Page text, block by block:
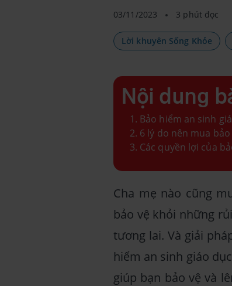
03/11/2023 3 phút đọc
Lời khuyên Sống Khỏe
Nội dung
Bảo hiểm an sinh
6 lý do nên mua
Các quyền lợi của
Cha mẹ nào cũng
bảo vệ khỏi những
tương lai. Và giải
hiểm an sinh giáo
giúp bạn bảo vệ và